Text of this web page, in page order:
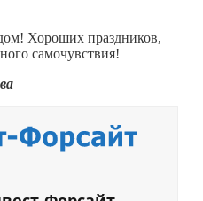
Хороших праздников,
самочувствия!